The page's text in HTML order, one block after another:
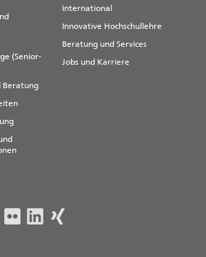
(Senior-
Beratung
International
Innovative Hochschullehre
Beratung und Services
Jobs und Karriere